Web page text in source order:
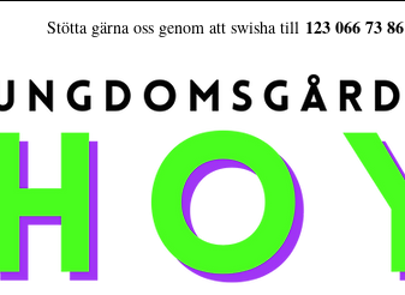
Stötta gärna oss genom att swisha till 123 066 73 86